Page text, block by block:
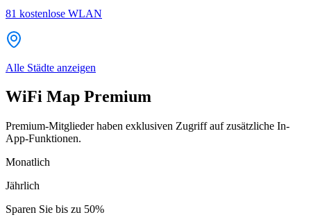
81 kostenlose WLAN
Alle Städte anzeigen
WiFi Map Premium
Premium-Mitglieder haben exklusiven Zugriff auf zusätzliche In-
App-Funktionen.
Monatlich
Jährlich
Sparen Sie bis zu 50%